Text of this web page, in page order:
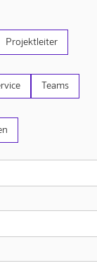
Projektleiter
Teams